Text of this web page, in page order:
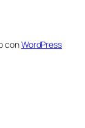
conWordPress